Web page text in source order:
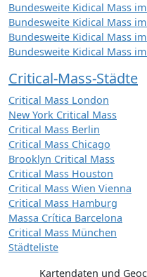
Bundesweite Kidical Mass
Bundesweite Kidical Mass
Bundesweite Kidical Mass
Bundesweite Kidical Mass
Critical-Mass-Städte
Critical Mass London
New York Critical Mass
Critical Mass Berlin
Critical Mass Chicago
Brooklyn Critical Mass
Critical Mass Houston
Critical Mass Wien Vienna
Critical Mass Hamburg
Massa Crítica Barcelona
Critical Mass München
Städteliste
Kartendaten und